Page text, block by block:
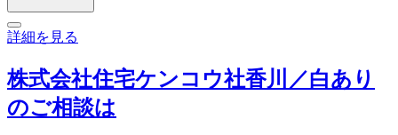
詳細を見る
株式会社住宅ケンコウ社香川／白あり
のご相談は